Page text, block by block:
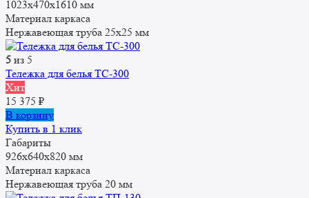
1023х470х1610 мм
Материал каркаса
Нержавеющая труба 25x25 мм
5 из 5
Тележка для белья ТС-300
Хит
15 375 ₽
В корзину
Купить в 1 клик
Габариты
926х640х820 мм
Материал каркаса
Нержавеющая труба 20 мм